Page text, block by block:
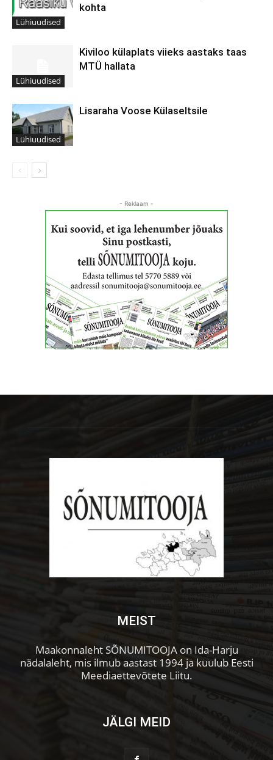
Lühiuudised
kohta
Lühiuudised
Kiviloo külaplats viieks aastaks taas
MTÜ hallata
Lühiuudised
Lisaraha Voose Külaseltsile
- Reklaam -
MEIST
Maakonnaleht SÕNUMITOOJA on Ida-Harju
nädalaleht, mis ilmub aastast 1994 ja kuulub Eesti
Meediaettevõtete Liitu.
JÄLGI MEID